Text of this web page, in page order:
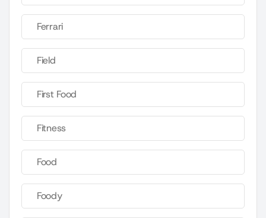
Ferrari
Field
First Food
Fitness
Food
Foody